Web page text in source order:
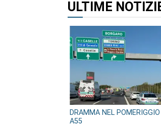
ULTIME
DRAMMA NEL
A55